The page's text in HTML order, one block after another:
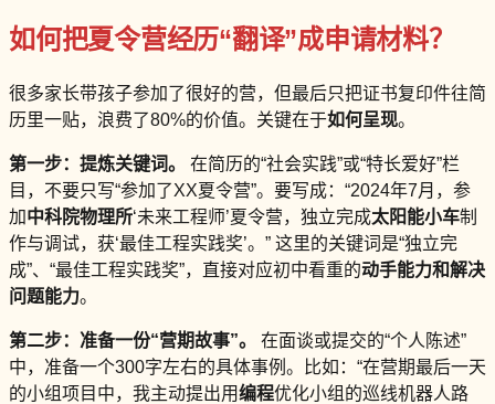
如何把夏令营经历“翻译”成申请材料？
很多家长带孩子参加了很好的营，但最后只把证书复印件往简
历里一贴，浪费了80%的价值。关键在于如何呈现。
第一步：提炼关键词。
在简历的“社会实践”或“特长爱好”栏
目，不要只写“参加了XX夏令营”。要写成：“2024年7月，参
加中科院物理所‘未来工程师’夏令营，独立完成太阳能小车制
作与调试，获‘最佳工程实践奖’。” 这里的关键词是“独立完
成”、“最佳工程实践奖”，直接对应初中看重的动手能力和解决
问题能力。
第二步：准备一份“营期故事”。
在面谈或提交的“个人陈述”
中，准备一个300字左右的具体事例。比如：“在营期最后一天
的小组项目中，我主动提出用编程优化小组的巡线机器人路